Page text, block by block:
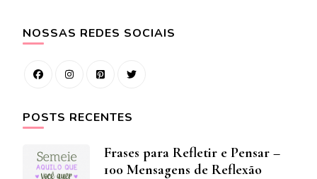
NOSSAS REDES SOCIAIS
POSTS RECENTES
Frases para Refletir e Pensar –
100 Mensagens de Reflexão